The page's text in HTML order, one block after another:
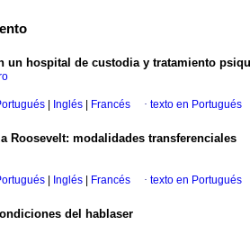
un hospital de custodia y tratamiento
Inglés Francés · texto en Portugués
Roosevelt: modalidades transferenciales
Inglés Francés · texto en Portugués
del hablaser